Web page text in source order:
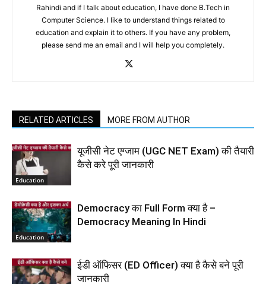
Rahindi and if I talk about education, I have done B.Tech in
Computer Science. I like to understand things related to
education and explain it to others. If you have any problem,
please send me an email and I will help you completely.
RELATED ARTICLES MORE FROM AUTHOR
Education
यूजीसी नेट एग्जाम (UGC NET Exam) की तैयारी
कैसे करे पूरी जानकारी
Education
Democracy का Full Form क्या है –
Democracy Meaning In Hindi
ईडी ऑफिसर (ED Officer) क्या है कैसे बने पूरी
जानकारी